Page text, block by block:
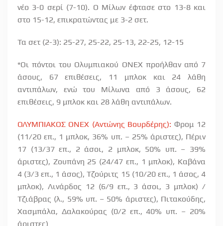
νέο 3-0 σερί (7-10). Ο Μίλων έφτασε στο 13-8 και
στο 15-12, επικρατώντας με 3-2 σετ.
Τα σετ (2-3): 25-27, 25-22, 25-13, 22-25, 12-15
*Οι πόντοι του Ολυμπιακού ΟΝΕΧ προήλθαν από 7
άσους, 67 επιθέσεις, 11 μπλοκ και 24 λάθη
αντιπάλων, ενώ του Μίλωνα από 3 άσους, 62
επιθέσεις, 9 μπλοκ και 28 λάθη αντιπάλων.
ΟΛΥΜΠΙΑΚΟΣ ΟΝΕΧ (Αντώνης Βουρδέρης): Φρομ 12
(11/20 επ., 1 μπλοκ, 36% υπ. – 25% άριστες), Πέριν
17 (13/37 επ., 2 άσοι, 2 μπλοκ, 50% υπ. – 39%
άριστες), Ζουπάνη 25 (24/47 επ., 1 μπλοκ), Καβάνα
4 (3/3 επ., 1 άσος), Τζούριτς 15 (10/20 επ., 1 άσος, 4
μπλοκ), Λινάρδος 12 (6/9 επ., 3 άσοι, 3 μπλοκ) /
Τζιάβρας (λ., 59% υπ. – 50% άριστες), Πιτακούδης,
Χασμπάλα, Δαλακούρας (0/2 επ., 40% υπ. – 20%
άριστες)